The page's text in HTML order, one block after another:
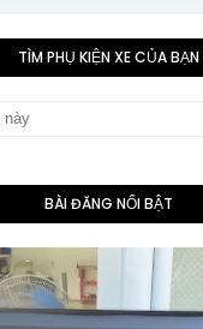
TÌM PHỤ KIỆN XE CỦA BẠN
BÀI ĐĂNG NỔI BẬT